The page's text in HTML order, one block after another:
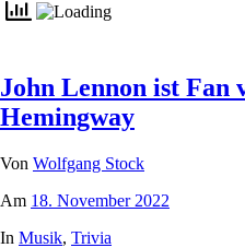
John Lennon ist Fan
Hemingway
Von Wolfgang Stock
Am 18. November 2022
In Musik, Trivia